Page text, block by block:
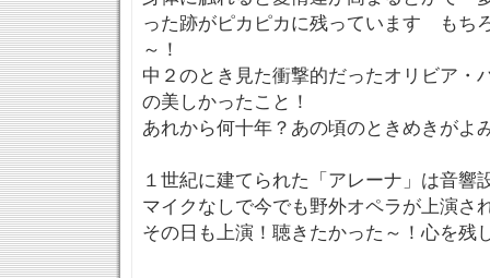
った跡がピカピカに残っています もち
～！
中２のとき見た衝撃的だったオリビア・
の美しかったこと！
あれから何十年？あの頃のときめきがよ
１世紀に建てられた「アレーナ」は音響
マイクなしで今でも野外オペラが上演さ
その日も上演！聴きたかった～！心を残